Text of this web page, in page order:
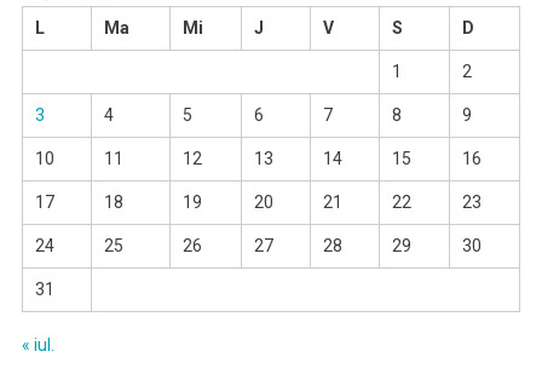
L
Ma Mi J V S D
1 2
3 4 5 6 7 8 9
10 11 12 13 14 15 16
17 18 19 20 21 22 23
24 25 26 27 28 29 30
31
« iul.